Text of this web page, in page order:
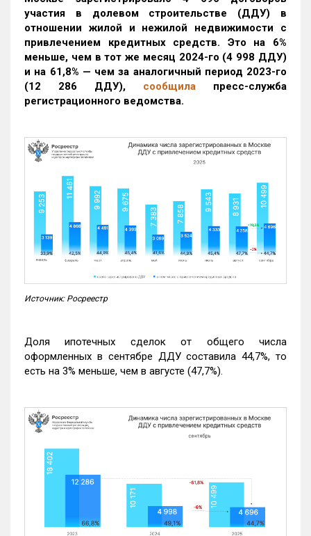
участия в долевом строительстве (ДДУ) в
отношении жилой и нежилой недвижимости с
привлечением кредитных средств. Это на 6%
меньше, чем в тот же месяц 2024-го (4 998 ДДУ)
и на 61,8% — чем за аналогичный период 2023-го
(12 286 ДДУ), сообщила пресс-служба
регистрационного ведомства.
Источник: Росреестр
Доля ипотечных сделок от общего числа
оформленных в сентябре ДДУ составила 44,7%, то
есть на 3% меньше, чем в августе (47,7%).